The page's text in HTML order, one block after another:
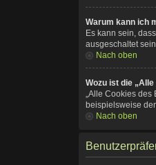
Warum kann ich
Es kann sein,
ausgeschaltet
Nach oben
Wozu ist die
„Alle Cookies des
beispielsweise
Nach oben